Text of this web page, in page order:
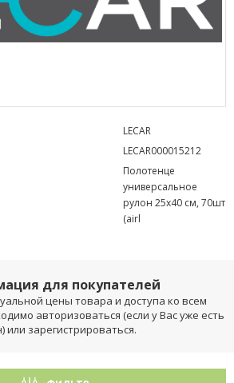
LECAR
LECAR000015212
Полотенце
универсальное
рулон 25х40 см, 70шт
(airl
для покупателей
цены товара и доступа ко всем
авторизоваться (если у Вас уже есть
или зарегистрироваться.